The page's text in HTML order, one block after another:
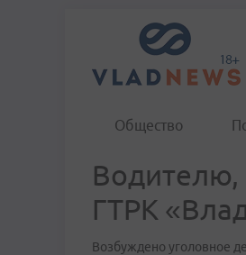
Общество
Водителю,
ГТРК
Возбуждено уголовное